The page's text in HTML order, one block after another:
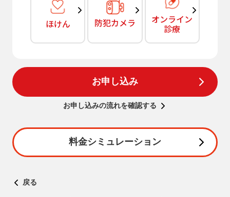
ほけん 防犯カメラ オンライン
診療
お申し込み
お申し込みの流れを確認する
料金シミュレーション
戻る